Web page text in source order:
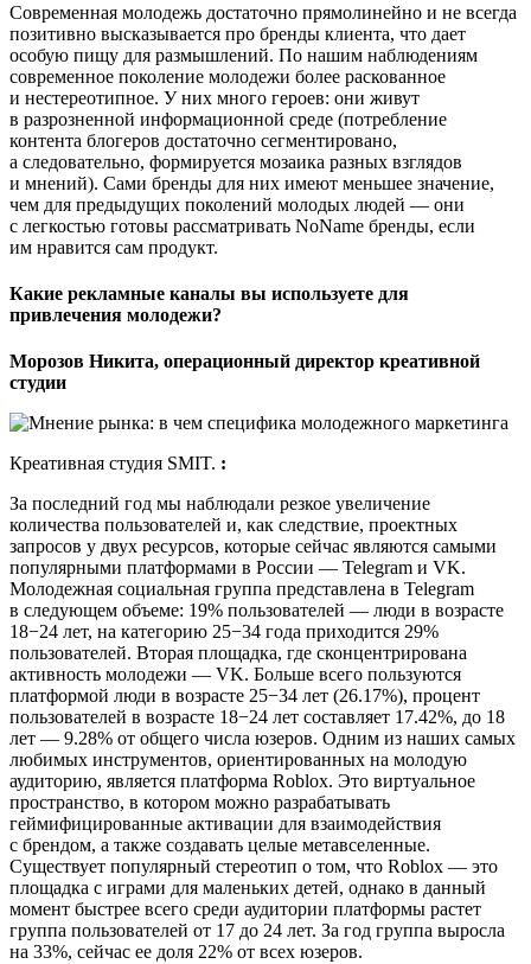
Современная молодежь достаточно прямолинейно и не всегда
позитивно высказывается про бренды клиента, что дает
особую пищу для размышлений. По нашим наблюдениям
современное поколение молодежи более раскованное
и нестереотипное. У них много героев: они живут
в разрозненной информационной среде (потребление
контента блогеров достаточно сегментировано,
а следовательно, формируется мозаика разных взглядов
и мнений). Сами бренды для них имеют меньшее значение,
чем для предыдущих поколений молодых людей — они
с легкостью готовы рассматривать NoName бренды, если
им нравится сам продукт.
Какие рекламные каналы вы используете для
привлечения молодежи?
Морозов Никита, операционный директор креативной
студии
Креативная студия SMIT. :
За последний год мы наблюдали резкое увеличение
количества пользователей и, как следствие, проектных
запросов у двух ресурсов, которые сейчас являются самыми
популярными платформами в России — Telegram и VK.
Молодежная социальная группа представлена в Telegram
в следующем объеме: 19% пользователей — люди в возрасте
18−24 лет, на категорию 25−34 года приходится 29%
пользователей. Вторая площадка, где сконцентрирована
активность молодежи — VK. Больше всего пользуются
платформой люди в возрасте 25−34 лет (26.17%), процент
пользователей в возрасте 18−24 лет составляет 17.42%, до 18
лет — 9.28% от общего числа юзеров. Одним из наших самых
любимых инструментов, ориентированных на молодую
аудиторию, является платформа Roblox. Это виртуальное
пространство, в котором можно разрабатывать
геймифицированные активации для взаимодействия
с брендом, а также создавать целые метавселенные.
Существует популярный стереотип о том, что Roblox — это
площадка с играми для маленьких детей, однако в данный
момент быстрее всего среди аудитории платформы растет
группа пользователей от 17 до 24 лет. За год группа выросла
на 33%, сейчас ее доля 22% от всех юзеров.